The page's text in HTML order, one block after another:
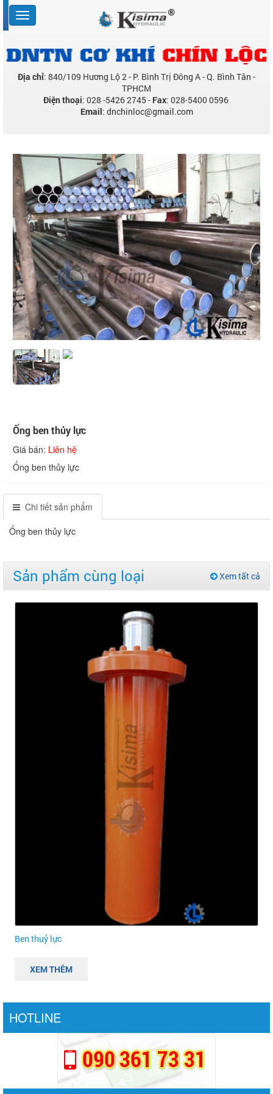
Địa chỉ: 840/109 Hương Lộ 2 - P. Bình Trị Đông A - Q. Bình Tân -
TPHCM
Điện thoại: 028 -5426 2745 - Fax: 028-5400 0596
Email: dnchinloc@gmail.com
Ống ben thủy lực
Giá bán: Liên hệ
Ống ben thủy lực
Chi tiết sản phẩm
Ống ben thủy lực
Sản phẩm cùng loại Xem tất cả
Ben thuỷ lực
XEM THÊM
HOTLINE